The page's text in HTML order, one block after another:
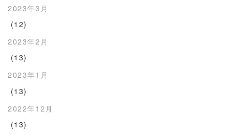
2023年3月
(12)
2023年2月
(13)
2023年1月
(13)
2022年12月
(13)